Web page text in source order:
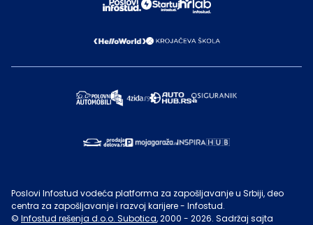
Poslovi Infostud vodeća platforma za zapošljavanje u Srbiji, deo
centra za zapošljavanje i razvoj karijere - Infostud.
© Infostud rešenja d.o.o. Subotica, 2000 - 2026. Sadržaj sajta